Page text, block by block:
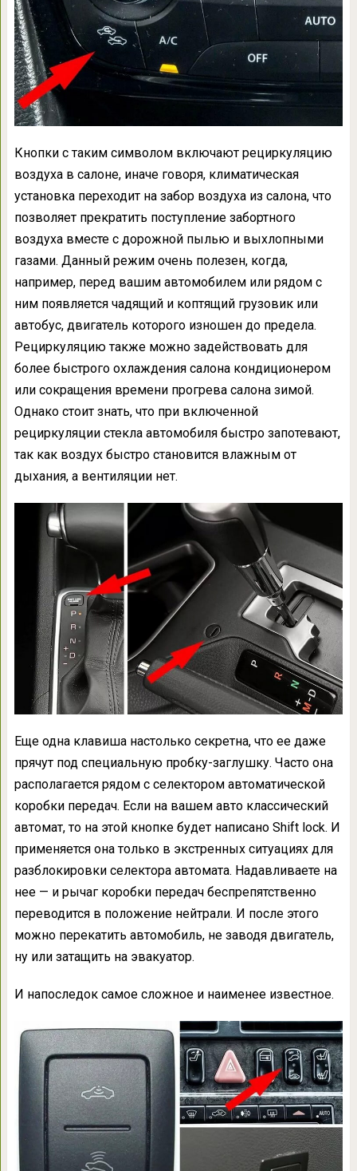
Кнопки с таким символом включают рециркуляцию
воздуха в салоне, иначе говоря, климатическая
установка переходит на забор воздуха из салона, что
позволяет прекратить поступление забортного
воздуха вместе с дорожной пылью и выхлопными
газами. Данный режим очень полезен, когда,
например, перед вашим автомобилем или рядом с
ним появляется чадящий и коптящий грузовик или
автобус, двигатель которого изношен до предела.
Рециркуляцию также можно задействовать для
более быстрого охлаждения салона кондиционером
или сокращения времени прогрева салона зимой.
Однако стоит знать, что при включенной
рециркуляции стекла автомобиля быстро запотевают,
так как воздух быстро становится влажным от
дыхания, а вентиляции нет.
Еще одна клавиша настолько секретна, что ее даже
прячут под специальную пробку-заглушку. Часто она
располагается рядом с селектором автоматической
коробки передач. Если на вашем авто классический
автомат, то на этой кнопке будет написано Shift lock. И
применяется она только в экстренных ситуациях для
разблокировки селектора автомата. Надавливаете на
нее — и рычаг коробки передач беспрепятственно
переводится в положение нейтрали. И после этого
можно перекатить автомобиль, не заводя двигатель,
ну или затащить на эвакуатор.
И напоследок самое сложное и наименее известное.